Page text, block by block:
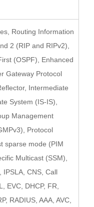
Routing Information
2 (RIP and RIPv2),
(OSPF), Enhanced
Gateway Protocol
Intermediate
System (IS-IS),
Management
Protocol
sparse mode (PIM
Multicast (SSM),
IPSLA, CNS, Call
EVC, DHCP, FR,
RADIUS, AAA, AVC,